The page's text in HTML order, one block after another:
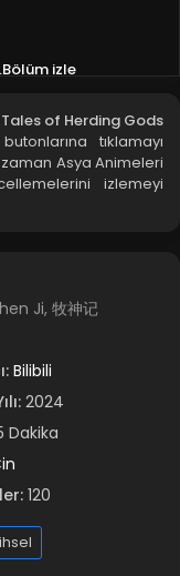
izle
izle
izle
Tales of Herding Gods
tıklamayı
Asya Animeleri
izlemeyi
Ji, 牧神记
Bilibili
2024
Dakika
120